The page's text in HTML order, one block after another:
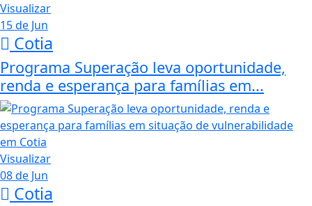
Visualizar
15 de Jun
Cotia
Programa Superação leva oportunidade,
renda e esperança para famílias em...
Visualizar
08 de Jun
Cotia